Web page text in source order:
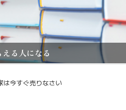
る人になる
は今すぐ売りなさい